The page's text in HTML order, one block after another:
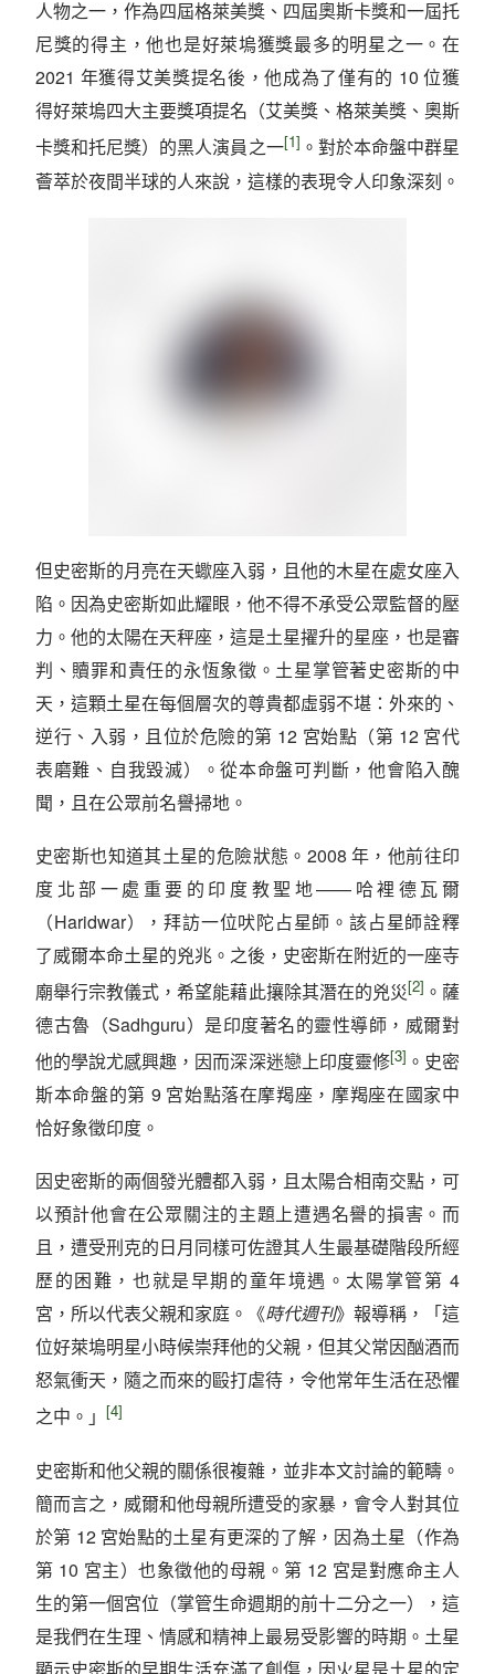
人物之一，作為四屆格萊美獎、四屆奧斯卡獎和一屆托
尼獎的得主，他也是好萊塢獲獎最多的明星之一。在
2021 年獲得艾美獎提名後，他成為了僅有的 10 位獲
得好萊塢四大主要獎項提名（艾美獎、格萊美獎、奧斯
卡獎和托尼獎）的黑人演員之一[1] 。對於本命盤中群星
薈萃於夜間半球的人來說，這樣的表現令人印象深刻。
但史密斯的月亮在天蠍座入弱，且他的木星在處女座入
陷。因為史密斯如此耀眼，他不得不承受公眾監督的壓
力。他的太陽在天秤座，這是土星擢升的星座，也是審
判、贖罪和責任的永恆象徵。土星掌管著史密斯的中
天，這顆土星在每個層次的尊貴都虛弱不堪：外來的、
逆行、入弱，且位於危險的第 12 宮始點（第 12 宮代
表磨難、自我毀滅）。從本命盤可判斷，他會陷入醜
聞，且在公眾前名譽掃地。
史密斯也知道其土星的危險狀態。2008 年，他前往印
度北部一處重要的印度教聖地——哈裡德瓦爾
（Haridwar），拜訪一位吠陀占星師。該占星師詮釋
了威爾本命土星的兇兆。之後，史密斯在附近的一座寺
廟舉行宗教儀式，希望能藉此攘除其潛在的兇災[2] 。薩
德古魯（Sadhguru）是印度著名的靈性導師，威爾對
他的學說尤感興趣，因而深深迷戀上印度靈修[3] 。史密
斯本命盤的第 9 宮始點落在摩羯座，摩羯座在國家中
恰好象徵印度。
因史密斯的兩個發光體都入弱，且太陽合相南交點，可
以預計他會在公眾關注的主題上遭遇名譽的損害。而
且，遭受刑克的日月同樣可佐證其人生最基礎階段所經
歷的困難，也就是早期的童年境遇。太陽掌管第 4
宮，所以代表父親和家庭。《時代週刊》報導稱，「這
位好萊塢明星小時候崇拜他的父親，但其父常因酗酒而
怒氣衝天，隨之而來的毆打虐待，令他常年生活在恐懼
之中。」 [4]
史密斯和他父親的關係很複雜，並非本文討論的範疇。
簡而言之，威爾和他母親所遭受的家暴，會令人對其位
於第 12 宮始點的土星有更深的了解，因為土星（作為
第 10 宮主）也象徵他的母親。第 12 宮是對應命主人
生的第一個宮位（掌管生命週期的前十二分之一），這
是我們在生理、情感和精神上最易受影響的時期。土星
顯示史密斯的早期生活充滿了創傷，因火星是土星的定